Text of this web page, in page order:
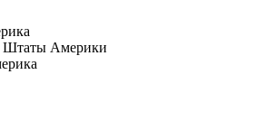
Штаты Америки